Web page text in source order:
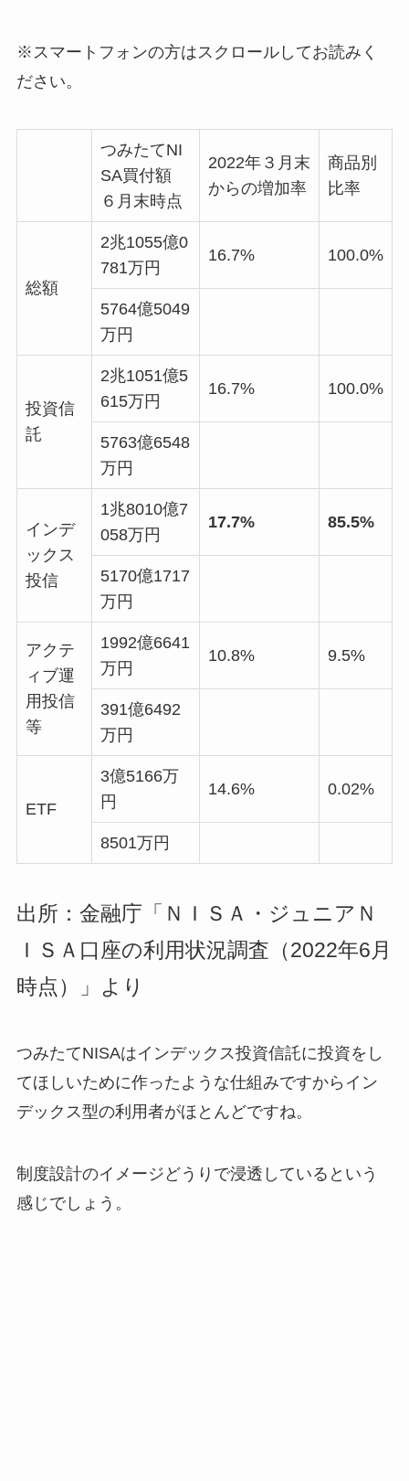
※スマートフォンの方はスクロールしてお読みく
ださい。
つみたてNI
SA買付額
６月末時点
2022年３月末
からの増加率
商品別
比率
総額
2兆1055億0
781万円
16.7% 100.0%
5764億5049
万円
投資信
託
2兆1051億5
615万円
16.7% 100.0%
5763億6548
万円
インデ
ックス
投信
1兆8010億7
058万円
17.7% 85.5%
5170億1717
万円
アクテ
ィブ運
用投信
等
1992億6641
万円
10.8% 9.5%
391億6492
万円
ETF
3億5166万
円
14.6% 0.02%
8501万円
出所：金融庁「ＮＩＳＡ・ジュニアＮ
ＩＳＡ口座の利用状況調査（2022年6月
時点）」より
つみたてNISAはインデックス投資信託に投資をし
てほしいために作ったような仕組みですからイン
デックス型の利用者がほとんどですね。
制度設計のイメージどうりで浸透しているという
感じでしょう。